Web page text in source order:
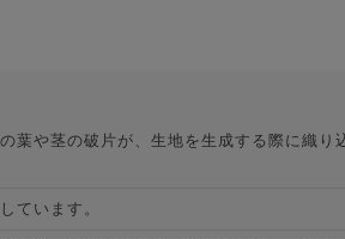
葉や茎の破片が、生地を生成する際に織り
ています。